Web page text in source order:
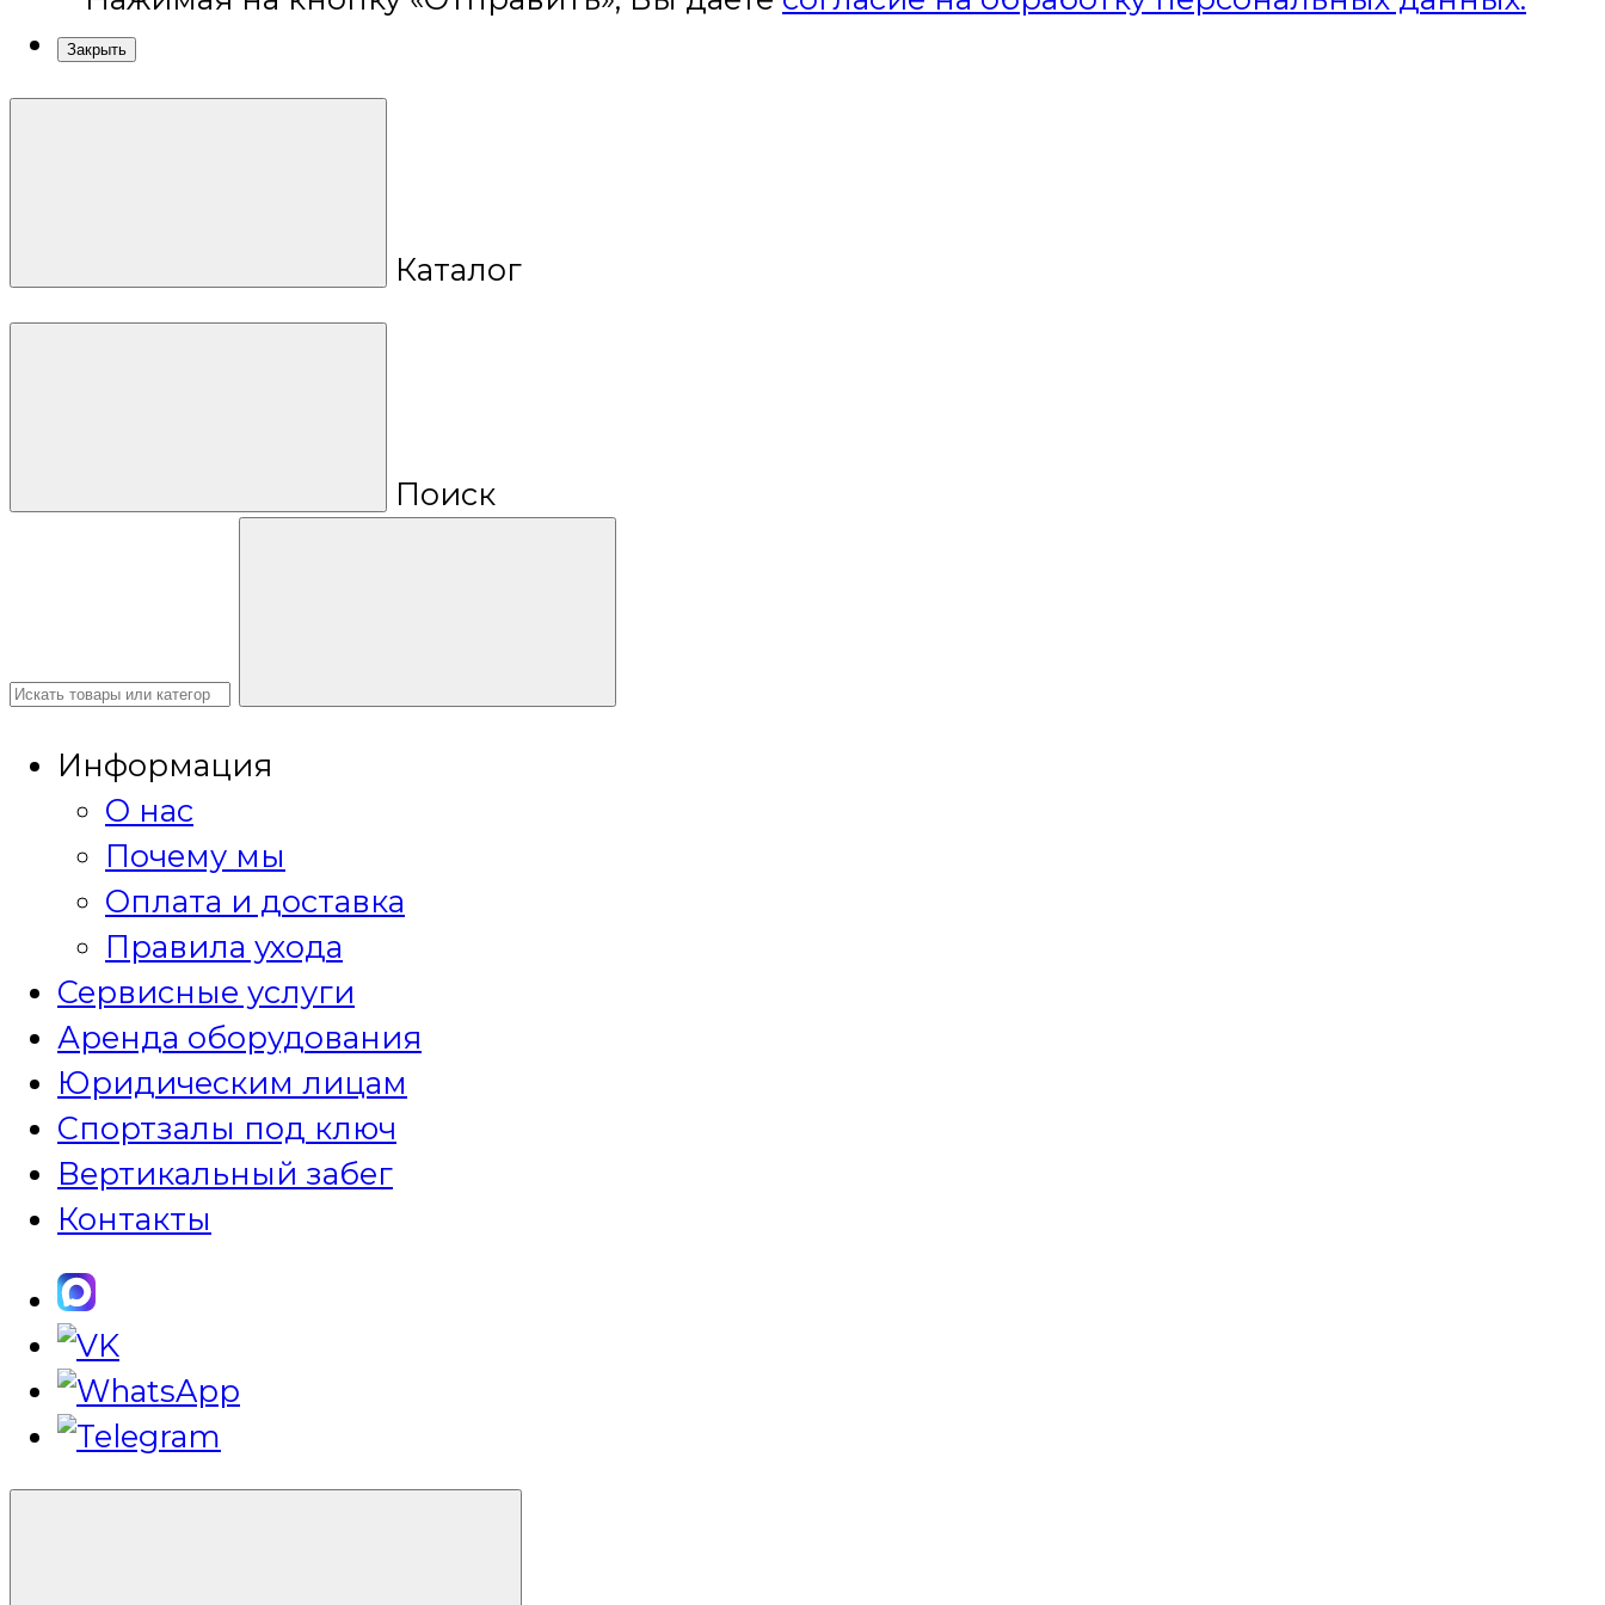
Закрыть
Каталог
Поиск
Информация
О нас
Почему мы
Оплата и доставка
Правила ухода
Сервисные услуги
Аренда оборудования
Юридическим лицам
Спортзалы под ключ
Вертикальный забег
Контакты